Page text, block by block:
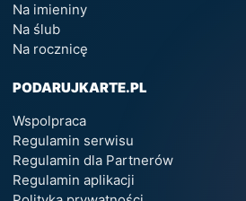
Na imieniny
Na ślub
Na rocznicę
PODARUJKARTE.PL
Wspolpraca
Regulamin serwisu
Regulamin dla Partnerów
Regulamin aplikacji